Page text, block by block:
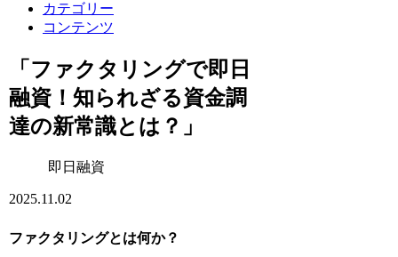
カテゴリー
コンテンツ
「ファクタリングで即日
融資！知られざる資金調
達の新常識とは？」
即日融資
2025.11.02
ファクタリングとは何か？